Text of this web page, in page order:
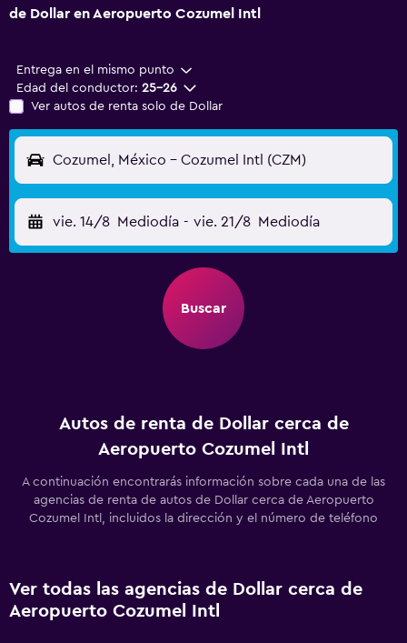
de Dollar en Aeropuerto Cozumel Intl
Entrega en el mismo punto
Edad del conductor: 25-26
Ver autos de renta solo de Dollar
Cozumel, México - Cozumel Intl (CZM)
vie. 14/8 Mediodía - vie. 21/8 Mediodía
Buscar
Autos de renta de Dollar cerca de
Aeropuerto Cozumel Intl
A continuación encontrarás información sobre cada una de las
agencias de renta de autos de Dollar cerca de Aeropuerto
Cozumel Intl, incluidos la dirección y el número de teléfono
Ver todas las agencias de Dollar cerca de
Aeropuerto Cozumel Intl